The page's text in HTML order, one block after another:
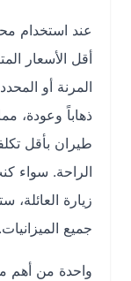
عند استخدام محرك
أقل الأسعار
المرنة أو المحددة،
ذهاباً وعودة، مما
طيران بأقل تكلفة
الراحة. سواء كنت
زيارة العائلة،
جميع الميزانيات.
واحدة من أهم مزايا